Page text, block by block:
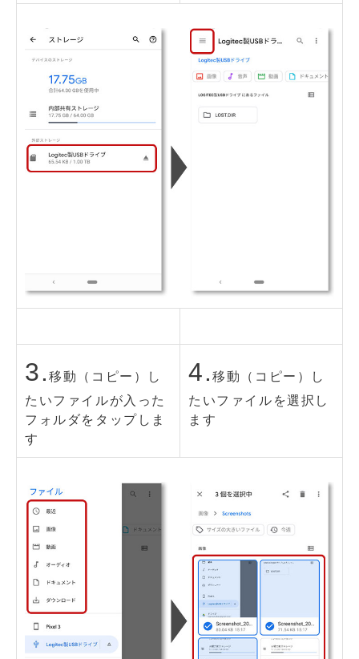
3.移動（コピー）し
たいファイルが入った
フォルダをタップしま
す
4.移動（コピー）し
たいファイルを選択し
ます